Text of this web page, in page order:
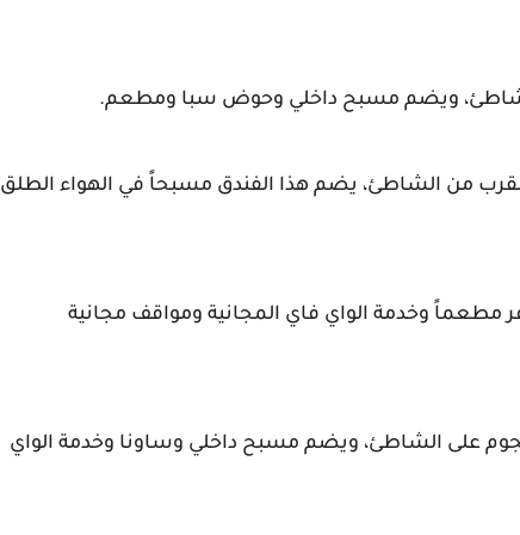
جدة - فندق فاخر من فئة 5 نجوم بالقرب من الشاطئ، يضم هذا الفندق مسبحاً في الهواء الطلق
- شقة من فئة 3 نجوم، ويوفر مطعماً وخدمة الواي فاي المجانية ومواقف مجانية
لا فونتين لاجون - فندق منفصل من فئة 3 نجوم على الشاطئ، ويضم مسبح داخلي وساونا وخدمة الواي